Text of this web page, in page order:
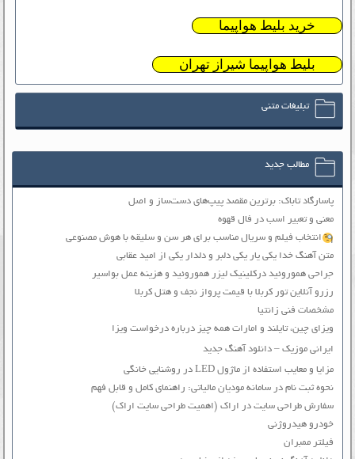
خرید بلیط هواپیما
بلیط هواپیما شیراز تهران
تبلیغات متنی
مطالب جدید
پاسارگاد تاباک: برترین مقصد پیپ‌های دست‌ساز و اصل
معنی و تعبیر اسب در فال قهوه
انتخاب فیلم و سریال مناسب برای هر سن و سلیقه با هوش مصنوعی
متن آهنگ خدا یکی یار یکی دلبر و دلدار یکی از امید عقابی
جراحی هموروئید درکلینیک لیزر هموروئید و هزینه عمل بواسیر
رزرو آنلاین تور کربلا با قیمت پرواز نجف و هتل کربلا
مشخصات فنی زانتیا
ویزای چین، تایلند و امارات همه چیز درباره درخواست ویزا
ایرانی موزیک – دانلود آهنگ جدید
مزایا و معایب استفاده از ماژول LED در روشنایی خانگی
نحوه ثبت نام در سامانه مودیان مالیاتی: راهنمای کامل و قابل فهم
سفارش طراحی سایت در اراک (اهمیت طراحی سایت اراک)
خودرو هیدروژنی
فیلتر ممبران